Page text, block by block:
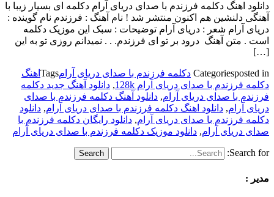
دانلود اهنگ دکلمه فرزندم با صدای دریای آرام دکلمه ای بسیار زیبا با
آهنگی دلنشین هم اکنون منتشر شد ! نام آهنگ : فرزندم نام گوینده :
دریای آرام شعر : دریای آرام توضیحات : سبک این موزیک دکلمه
است . متن آهنگ درود بر تو ای فرزندم. . . نمیدانم روزی تو به این
[…]
Categoriesposted in دکلمه فرزندم با صدای دریای آرامTags اهنگ
دکلمه فرزندم با صدای دریای آرام 128k
, دانلود آهنگ جدید دکلمه
فرزندم با صدای دریای آرام, دانلود آهنگ دکلمه فرزندم با صدای
دریای آرام, دانلود اهنگ دکلمه فرزندم با صدای دریای آرام, دانلود
دکلمه فرزندم با صدای دریای آرام, دانلود رایگان دکلمه فرزندم با
صدای دریای آرام, دانلود موزیک دکلمه فرزندم با صدای دریای آرام
Search for:
مدیر :